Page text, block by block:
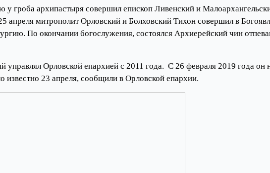
у гроба архипастыря совершил епископ Ливенский и
апреля митрополит Орловский и Болховский Тихон совершил в
По окончании богослужения, состоялся Архиерейский чин
Орловской епархией с 2011 года. С 26 февраля 2019 года он
известно 23 апреля, сообщили в Орловской епархии.